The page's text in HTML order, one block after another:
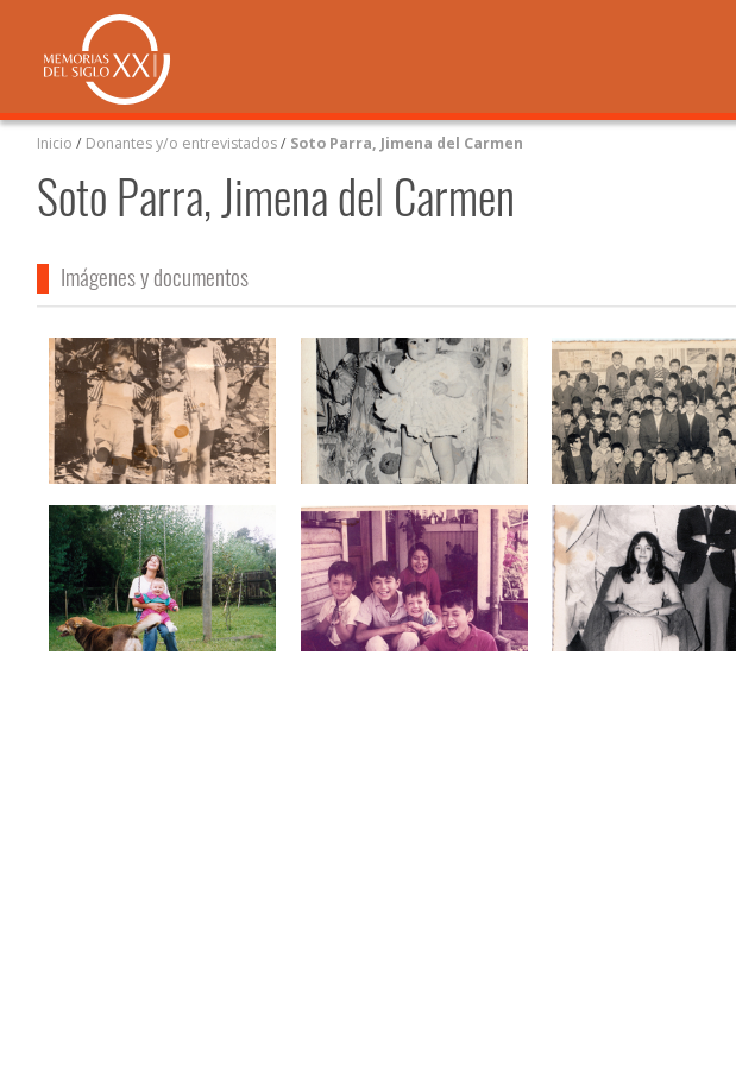
Inicio / Donantes y/o entrevistados/ Soto Parra, Jimena del Carmen
Soto Parra, Jimena del Carmen
Imágenes y documentos